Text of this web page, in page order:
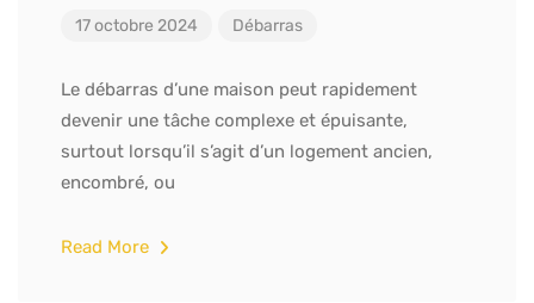
17 octobre 2024 Débarras
Le débarras d’une maison peut rapidement
devenir une tâche complexe et épuisante,
surtout lorsqu’il s’agit d’un logement ancien,
encombré, ou
Read More